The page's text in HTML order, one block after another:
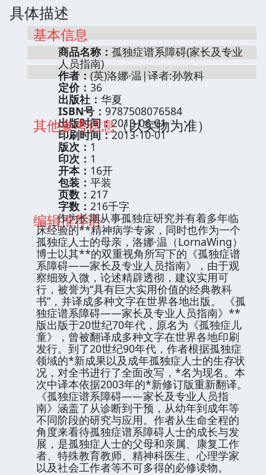
具体描述
基本信息
商品名称： 孤独症谱系障碍(家长及专业
人员指南)
作者： (英)洛娜·温|译者:孙敦科
定价： 36
出版社： 华夏
ISBN号： 9787508076584
其他参考信息（以实物为准）
出版时间：2013-06-01
印刷时间：2013-10-01
版次： 1
印次： 1
开本： 16开
包装： 平装
页数： 217
字数： 216千字
编辑推荐语
作为长期从事孤独症研究并有着多年临
床经验的**精神病学专家，同时也作为一个
孤独症人士的母亲，洛娜·温（LornaWing）
博士以其**的双重视角所写下的《孤独症谱
系障碍——家长及专业人员指南》，由于观
察细致入微，论述精辟透彻，建议实用可
行，被誉为“具有巨大实用价值的经典教科
书”，并译成多种文字在世界各地出版。 《孤
独症谱系障碍——家长及专业人员指南》**
版出版于20世纪70年代，原名为《孤独症儿
童》，曾被翻译成多种文字在世界各地印刷
发行。到了20世纪90年代，作者根据孤独症
领域的*新成果以及成年孤独症人士的生存状
况，对全书进行了全面改写，*名为现名。本
次中译本依据2003年的*新修订版重新翻译。
《孤独症谱系障碍——家长及专业人员指
南》涵盖了从诊断到干预，从幼年到成年等
不同阶段的研究与应用。作者从生命全程的
角度来看待孤独症谱系障碍人士的成长与发
展，是孤独症人士的父母和亲属、康复工作
者、特殊教育教师、精神科医生、心理学家
以及社会工作者等不可多得的必修读物。